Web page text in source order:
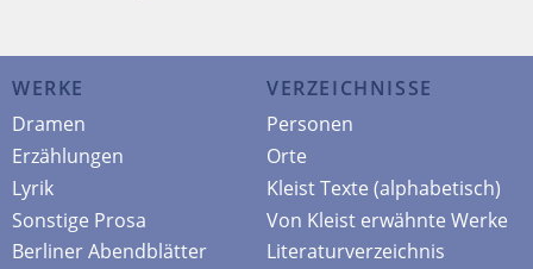
WERKE
Dramen
Erzählungen
Lyrik
Sonstige Prosa
Berliner Abendblätter
VERZEICHNISSE
Personen
Orte
Kleist Texte (alphabetisch)
Von Kleist erwähnte Werke
Literaturverzeichnis